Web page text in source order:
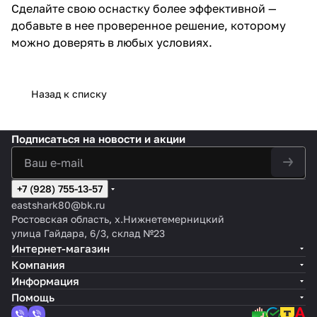
Сделайте свою оснастку более эффективной —
добавьте в нее проверенное решение, которому
можно доверять в любых условиях.
Назад к списку
Подписаться на новости и акции
+7 (928) 755-13-57
eastshark80@bk.ru
Ростовская область, х.Нижнетемерницкий
улица Гайдара, 6/3, склад №23
Интернет-магазин
Компания
Информация
Помощь